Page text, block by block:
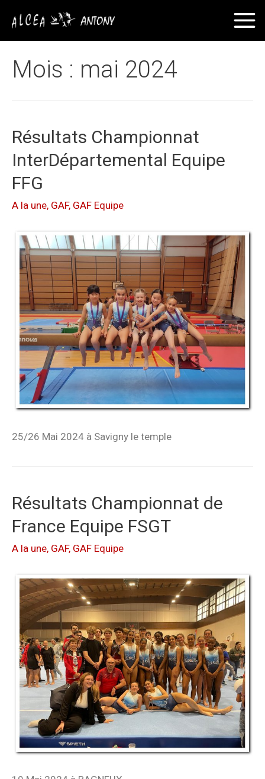
Mois : mai 2024
Résultats Championnat
InterDépartemental Equipe
FFG
A la une, GAF, GAF Equipe
25/26 Mai 2024 à Savigny le temple
Résultats Championnat de
France Equipe FSGT
A la une, GAF, GAF Equipe